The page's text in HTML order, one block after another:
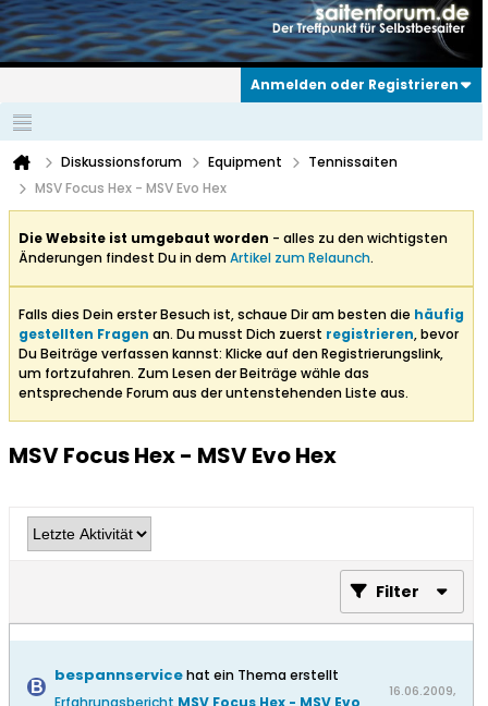
Anmelden oder Registrieren
Diskussionsforum Equipment
Tennissaiten
MSV Focus Hex - MSV Evo Hex
Die Website ist umgebaut worden - alles zu den wichtigsten
Änderungen findest Du in demArtikel zum Relaunch.
Falls dies Dein erster Besuch ist, schaue Dir am besten die häufig
gestellten Fragen an. Du musst Dich zuerst registrieren, bevor
Du Beiträge verfassen kannst: Klicke auf den Registrierungslink,
um fortzufahren. Zum Lesen der Beiträge wähle das
entsprechende Forum aus der untenstehenden Liste aus.
MSV Focus Hex - MSV Evo Hex
Filter
bespannservicehat ein Thema erstellt
16.06.2009,